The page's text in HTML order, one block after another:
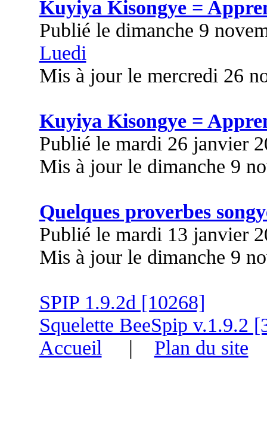
Kuyiya Kisongye =
Publié le dimanche 9
Luedi
Mis à jour le mercredi 26
Kuyiya Kisongye =
Publié le mardi 26 janvier
Mis à jour le dimanche 9
Quelques proverbes
Publié le mardi 13 janvier
Mis à jour le dimanche 9
SPIP 1.9.2d [10268]
Squelette BeeSpip v.1.9.2
Accueil| Plan du site